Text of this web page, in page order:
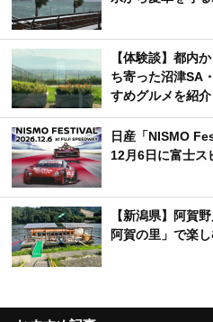
【体験談】都内
ち寄った沼津SA
すめグルメを紹介
日産「NISMO
12月6日に富士ス
【新潟県】阿賀
阿賀の里」で楽